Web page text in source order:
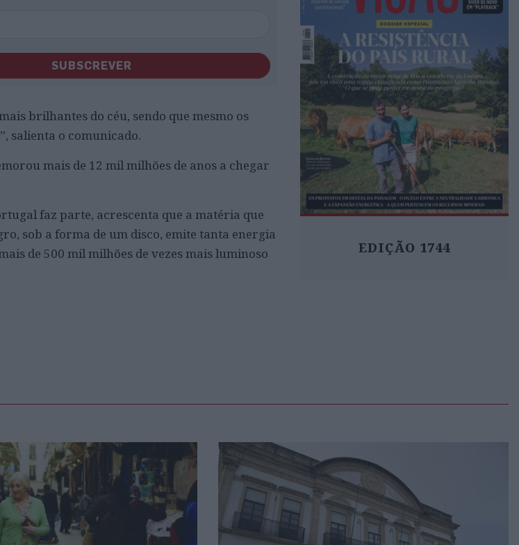
SUBSCREVER
brilhantes do céu, sendo que mesmo os
salienta o comunicado.
mais de 12 mil milhões de anos a chegar
faz parte, acrescenta que a matéria que
sob a forma de um disco, emite tanta energia
de 500 mil milhões de vezes mais luminoso
EDIÇÃO 1744